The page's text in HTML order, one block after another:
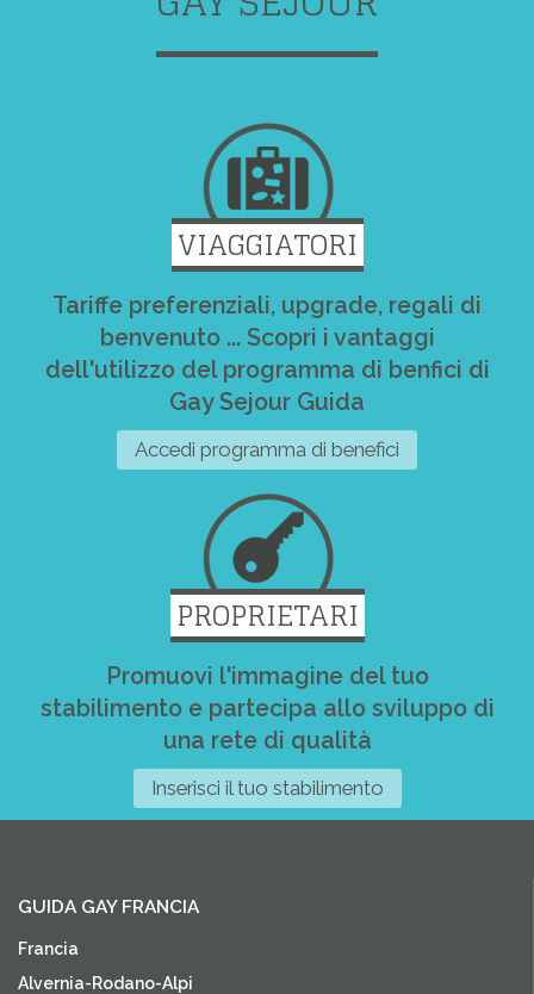
VIAGGIATORI
Tariffe preferenziali, upgrade, regali di
benvenuto ... Scopri i vantaggi
dell'utilizzo del programma di benfici di
Gay Sejour Guida
Accedi programma di benefici
PROPRIETARI
Promuovi l'immagine del tuo
stabilimento e partecipa allo sviluppo di
una rete di qualità
Inserisci il tuo stabilimento
GUIDA GAY FRANCIA
Francia
Alvernia-Rodano-Alpi